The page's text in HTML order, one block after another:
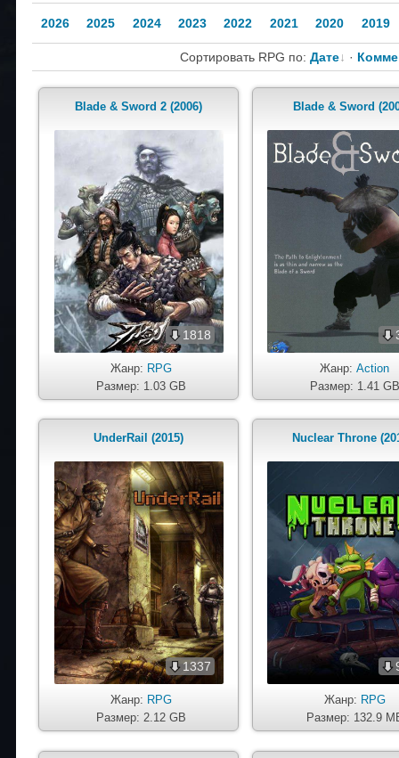
2026 2025 2024 2023 2022 2021 2020 2019
Сортировать RPG по: Дате ·
Blade & Sword 2 (2006)
1818
Жанр: RPG
Размер: 1.03 GB
Blade & Sword
Жанр:Action
Размер: 1.41 GB
UnderRail (2015)
1337
Жанр: RPG
Размер: 2.12 GB
Nuclear Throne
Жанр: RPG
Размер: 132.9